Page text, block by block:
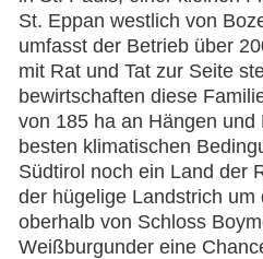
St. Eppan westlich von
umfasst der Betrieb über
mit Rat und Tat zur Seite
bewirtschaften diese
von 185 ha an Hängen und
besten klimatischen
Südtirol noch ein Land der
der hügelige Landstrich um
oberhalb von Schloss
Weißburgunder eine